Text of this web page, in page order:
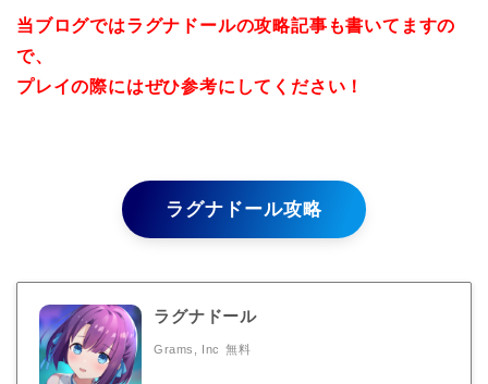
当ブログではラグナドールの攻略記事も書いてますの
で、
プレイの際にはぜひ参考にしてください！
ラグナドール攻略
ラグナドール
Grams, Inc 無料